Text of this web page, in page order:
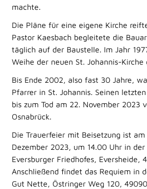
machte.
Die Pläne für eine eigene Kirche
Pastor Kaesbach begleitete die
täglich auf der Baustelle. Im Jahr
Weihe der neuen St. Johannis-
Bis Ende 2002, also fast 30 Jahre,
Pfarrer in St. Johannis. Seinen
bis zum Tod am 22. November 2023
Osnabrück.
Die Trauerfeier mit Beisetzung ist
Dezember 2023, um 14.00 Uhr in der
Eversburger Friedhofes, Eversheide,
Anschließend findet das Requiem in
Gut Nette, Östringer Weg 120,